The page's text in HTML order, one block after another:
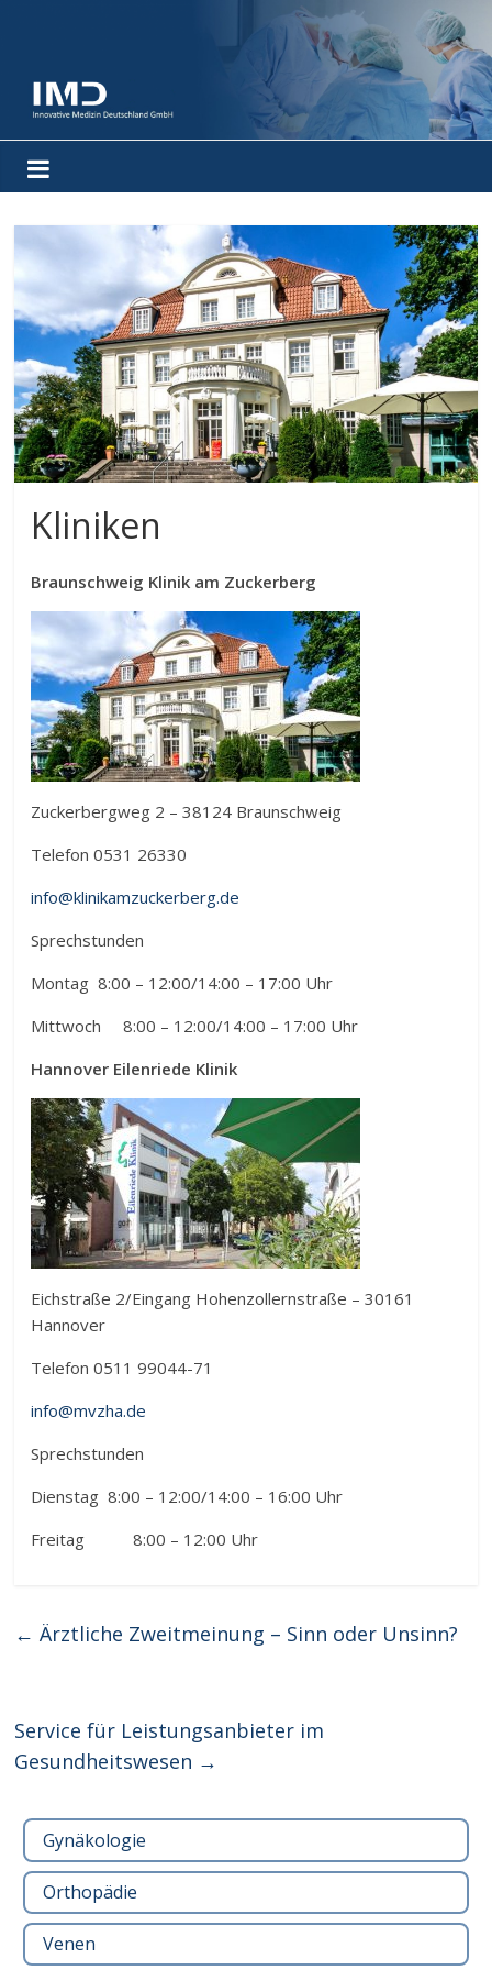
Kliniken
Braunschweig Klinik am Zuckerberg
Zuckerbergweg 2 – 38124 Braunschweig
Telefon 0531 26330
info@klinikamzuckerberg.de
Sprechstunden
Montag 8:00 – 12:00/14:00 – 17:00 Uhr
Mittwoch 8:00 – 12:00/14:00 – 17:00 Uhr
Hannover Eilenriede Klinik
Eichstraße 2/Eingang Hohenzollernstraße – 30161
Hannover
Telefon 0511 99044-71
info@mvzha.de
Sprechstunden
Dienstag 8:00 – 12:00/14:00 – 16:00 Uhr
Freitag 8:00 – 12:00 Uhr
← Ärztliche Zweitmeinung – Sinn oder Unsinn?
Service für Leistungsanbieter im
Gesundheitswesen →
Gynäkologie
Orthopädie
Venen